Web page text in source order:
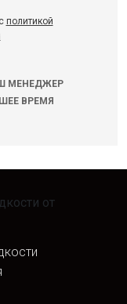
МЕНЕДЖЕР
ВРЕМЯ
политикой